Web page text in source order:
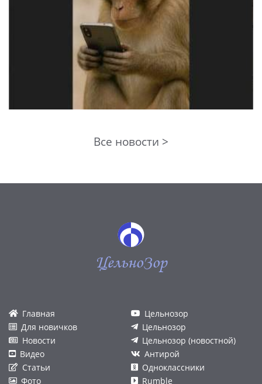
Все новости >
ЦельноЗор
Главная
Для новичков
Новости
Видео
Статьи
Фото
Цельнозор
Цельнозор
Цельнозор (новостной)
Антирой
Одноклассники
Rumble